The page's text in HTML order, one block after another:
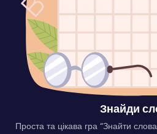
Знайди
Проста та цікава гра “Знайти